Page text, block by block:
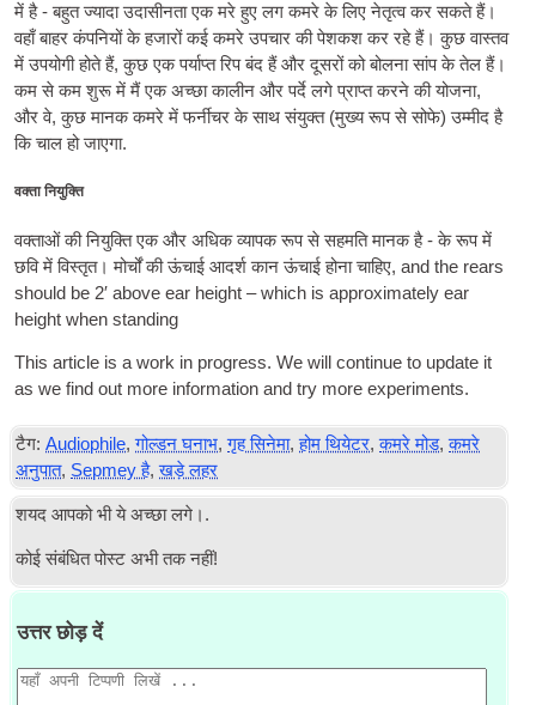
में है - बहुत ज्यादा उदासीनता एक मरे हुए लग कमरे के लिए नेतृत्व कर सकते हैं।
वहाँ बाहर कंपनियों के हजारों कई कमरे उपचार की पेशकश कर रहे हैं। कुछ वास्तव
में उपयोगी होते हैं, कुछ एक पर्याप्त रिप बंद हैं और दूसरों को बोलना सांप के तेल हैं।
कम से कम शुरू में मैं एक अच्छा कालीन और पर्दे लगे प्राप्त करने की योजना,
और वे, कुछ मानक कमरे में फर्नीचर के साथ संयुक्त (मुख्य रूप से सोफे) उम्मीद है
कि चाल हो जाएगा.
वक्ता नियुक्ति
वक्ताओं की नियुक्ति एक और अधिक व्यापक रूप से सहमति मानक है - के रूप में
छवि में विस्तृत। मोर्चों की ऊंचाई आदर्श कान ऊंचाई होना चाहिए,and the rears
should be 2′ above ear height – which is approx­im­ately ear
height when standing
This art­icle is a work in pro­gress. We will con­tin­ue to update it
as we find out more inform­a­tion and try more experiments.
टैग: Audiophile,गोल्डन घनाभ,गृह सिनेमा,होम थियेटर,कमरे मोड,कमरे
अनुपात, Sepmey है,खड़े लहर
शयद आपको भी ये अच्छा लगे।.
कोई संबंधित पोस्ट अभी तक नहीं!
उत्तर छोड़ दें